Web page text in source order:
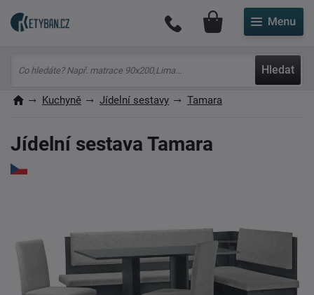
Hledat
Můj účet
Kuchyně Jídelní sestavy Tamara
Jídelní sestava Tamara